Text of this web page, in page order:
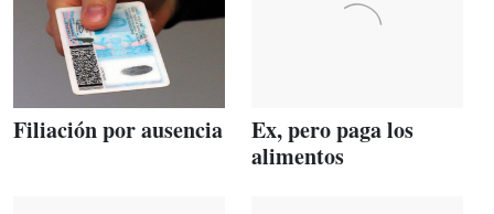
Filiación por ausencia
Ex, pero paga los
alimentos